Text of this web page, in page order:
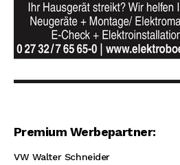
Premium Werbepartner:
VW Walter Schneider